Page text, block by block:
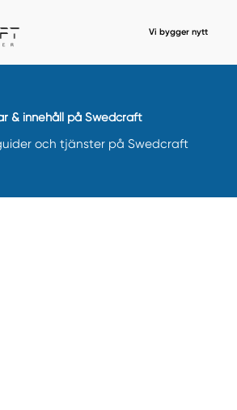
Vi bygger nytt
& innehåll på Swedcraft
och tjänster på Swedcraft